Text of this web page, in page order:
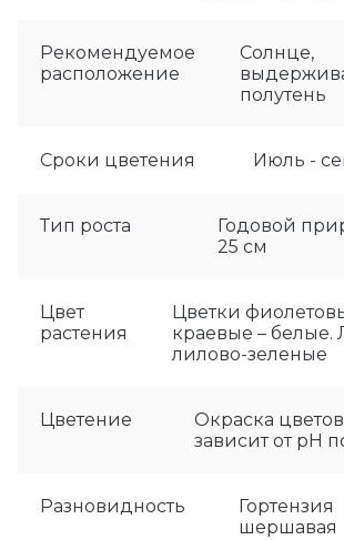
Рекомендуемое
расположение
Солнце,
полутень
Сроки цветения Июль -
Тип роста
Годовой
25 см
Цвет
растения
Цветки
краевые – белые.
лилово-зеленые
Цветение
Окраска цветов
зависит от рН
Разновидность
Гортензия
шершавая